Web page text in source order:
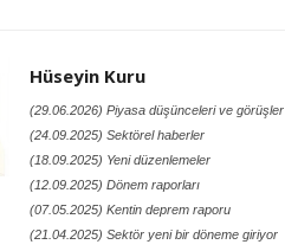
Hüseyin Kuru
(29.06.2026) Piyasa düşünceleri ve görüşler
(24.09.2025) Sektörel haberler
(18.09.2025) Yeni düzenlemeler
(12.09.2025) Dönem raporları
(07.05.2025) Kentin deprem raporu
(21.04.2025) Sektör yeni bir döneme giriyor